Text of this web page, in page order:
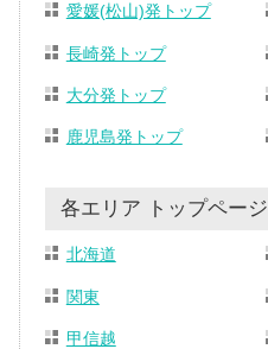
愛媛(松山)発トップ
長崎発トップ
大分発トップ
鹿児島発トップ
各エリア トップページ
北海道
関東
甲信越